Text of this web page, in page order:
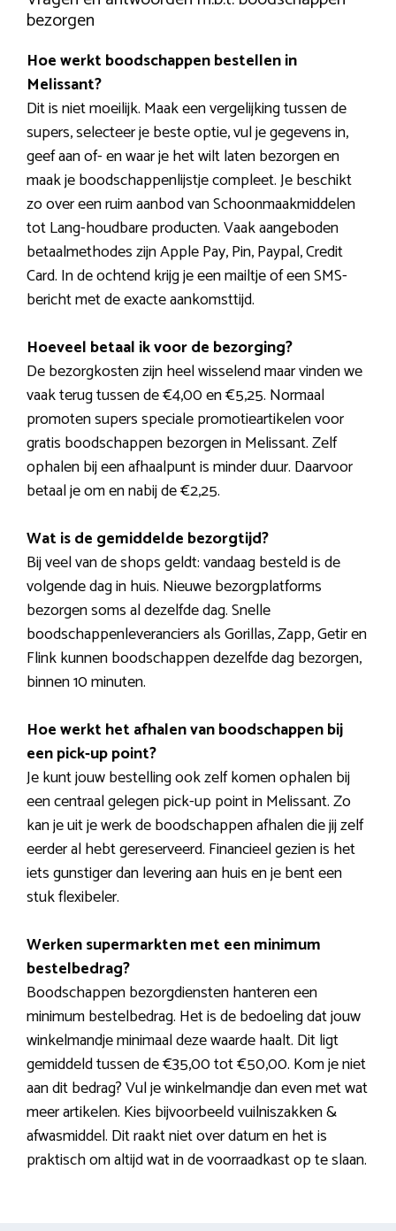
bezorgen
Hoe werkt boodschappen bestellen in
Melissant?
Dit is niet moeilijk. Maak een vergelijking tussen de
supers, selecteer je beste optie, vul je gegevens in,
geef aan of- en waar je het wilt laten bezorgen en
maak je boodschappenlijstje compleet. Je beschikt
zo over een ruim aanbod van Schoonmaakmiddelen
tot Lang-houdbare producten. Vaak aangeboden
betaalmethodes zijn Apple Pay, Pin, Paypal, Credit
Card. In de ochtend krijg je een mailtje of een SMS-
bericht met de exacte aankomsttijd.
Hoeveel betaal ik voor de bezorging?
De bezorgkosten zijn heel wisselend maar vinden we
vaak terug tussen de €4,00 en €5,25. Normaal
promoten supers speciale promotieartikelen voor
gratis boodschappen bezorgen in Melissant. Zelf
ophalen bij een afhaalpunt is minder duur. Daarvoor
betaal je om en nabij de €2,25.
Wat is de gemiddelde bezorgtijd?
Bij veel van de shops geldt: vandaag besteld is de
volgende dag in huis. Nieuwe bezorgplatforms
bezorgen soms al dezelfde dag. Snelle
boodschappenleveranciers als Gorillas, Zapp, Getir en
Flink kunnen boodschappen dezelfde dag bezorgen,
binnen 10 minuten.
Hoe werkt het afhalen van boodschappen bij
een pick-up point?
Je kunt jouw bestelling ook zelf komen ophalen bij
een centraal gelegen pick-up point in Melissant. Zo
kan je uit je werk de boodschappen afhalen die jij zelf
eerder al hebt gereserveerd. Financieel gezien is het
iets gunstiger dan levering aan huis en je bent een
stuk flexibeler.
Werken supermarkten met een minimum
bestelbedrag?
Boodschappen bezorgdiensten hanteren een
minimum bestelbedrag. Het is de bedoeling dat jouw
winkelmandje minimaal deze waarde haalt. Dit ligt
gemiddeld tussen de €35,00 tot €50,00. Kom je niet
aan dit bedrag? Vul je winkelmandje dan even met wat
meer artikelen. Kies bijvoorbeeld vuilniszakken &
afwasmiddel. Dit raakt niet over datum en het is
praktisch om altijd wat in de voorraadkast op te slaan.